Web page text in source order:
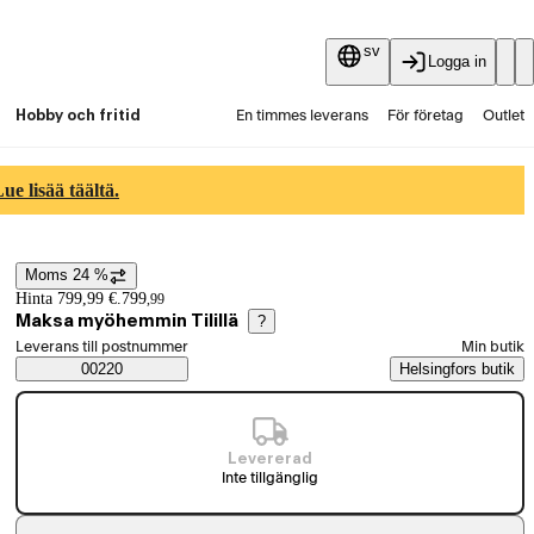
sv
Logga in
Hobby och fritid En timmes leverans För företag Outlet
lisää täältä.
Prisinformation
Moms 24 %
Hinta 799,99 €. 799,99
Maksa myöhemmin Tilillä ?
Saatavuustiedot
Välj beställningssätt
Leverans till postnummer
00220
Min butik
Helsingfors butik
Levererad
Inte tillgänglig